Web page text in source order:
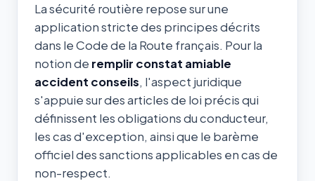
La sécurité routière repose sur une
application stricte des principes décrits
dans le Code de la Route français. Pour la
notion de remplir constat amiable
accident conseils, l'aspect juridique
s'appuie sur des articles de loi précis qui
définissent les obligations du conducteur,
les cas d'exception, ainsi que le barème
officiel des sanctions applicables en cas de
non-respect.